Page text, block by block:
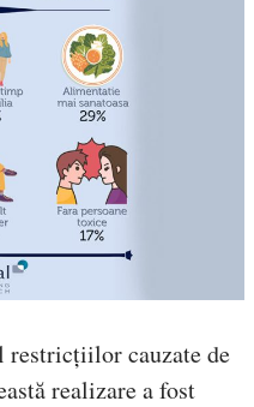
restricțiilor cauzate de
realizare a fost